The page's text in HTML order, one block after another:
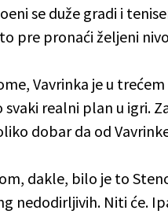
se duže gradi i
pre pronaći željeni
Vavrinka je u
realni plan u igri.
dobar da od
dakle, bilo je to
nedodirljivih. Niti će.